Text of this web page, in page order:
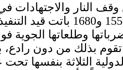
النار
الإسرائيلي- الأميركي، يمكن القول
وطلعاتها الجوية
بذلك من دون
الثلاثة بنفسها